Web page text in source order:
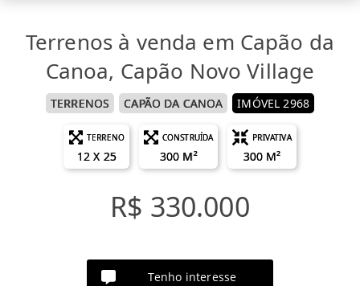
Terrenos à venda em Capão da
Canoa, Capão Novo Village
TERRENOS CAPÃO DA CANOA IMÓVEL 2968
TERRENO
12 X 25
CONSTRUÍDA
300 M²
PRIVATIVA
300 M²
R$ 330.000
Tenho interesse